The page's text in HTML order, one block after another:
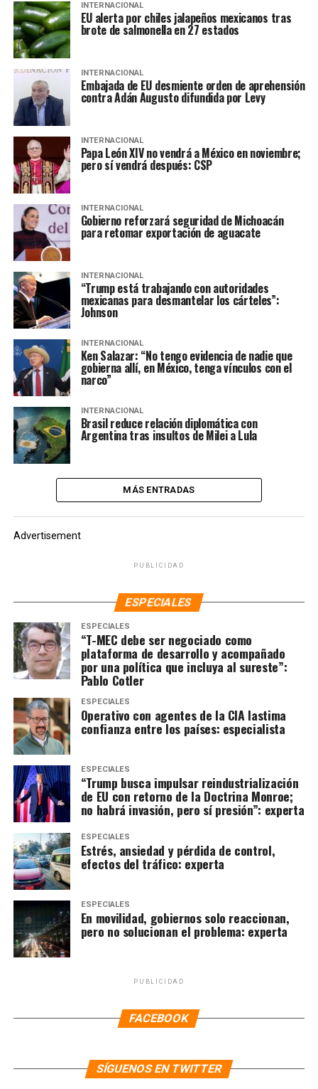
INTERNACIONAL
EU alerta por chiles jalapeños mexicanos tras
brote de salmonella en 27 estados
INTERNACIONAL
Embajada de EU desmiente orden de aprehensión
contra Adán Augusto difundida por Levy
INTERNACIONAL
Papa León XIV no vendrá a México en noviembre;
pero sí vendrá después: CSP
INTERNACIONAL
Gobierno reforzará seguridad de Michoacán
para retomar exportación de aguacate
INTERNACIONAL
“Trump está trabajando con autoridades
mexicanas para desmantelar los cárteles”:
Johnson
INTERNACIONAL
Ken Salazar: “No tengo evidencia de nadie que
gobierna allí, en México, tenga vínculos con el
narco”
INTERNACIONAL
Brasil reduce relación diplomática con
Argentina tras insultos de Milei a Lula
MÁS ENTRADAS
Advertisement
PUBLICIDAD
ESPECIALES
ESPECIALES
“T-MEC debe ser negociado como
plataforma de desarrollo y acompañado
por una política que incluya al sureste”:
Pablo Cotler
ESPECIALES
Operativo con agentes de la CIA lastima
confianza entre los países: especialista
ESPECIALES
“Trump busca impulsar reindustrialización
de EU con retorno de la Doctrina Monroe;
no habrá invasión, pero sí presión”: experta
ESPECIALES
Estrés, ansiedad y pérdida de control,
efectos del tráfico: experta
ESPECIALES
En movilidad, gobiernos solo reaccionan,
pero no solucionan el problema: experta
PUBLICIDAD
FACEBOOK
SÍGUENOS EN TWITTER